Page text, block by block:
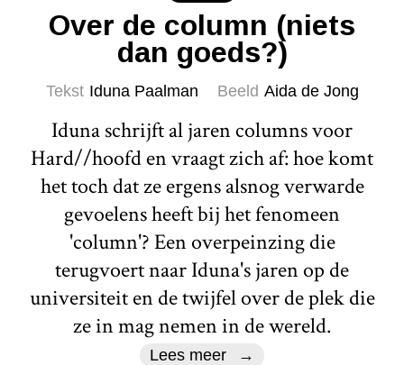
Over de column (niets
dan goeds?)
Tekst Iduna Paalman Beeld Aida de Jong
Iduna schrijft al jaren columns voor
Hard//hoofd en vraagt zich af: hoe komt
het toch dat ze ergens alsnog verwarde
gevoelens heeft bij het fenomeen
'column'? Een overpeinzing die
terugvoert naar Iduna's jaren op de
universiteit en de twijfel over de plek die
ze in mag nemen in de wereld.
Lees meer